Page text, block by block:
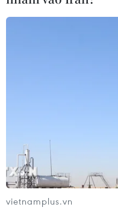
vietnamplus.vn